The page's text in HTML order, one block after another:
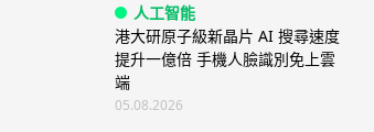
人工智能
港大研原子級新晶片 AI 搜尋速度
提升一億倍 手機人臉識別免上雲
端
05.08.2026